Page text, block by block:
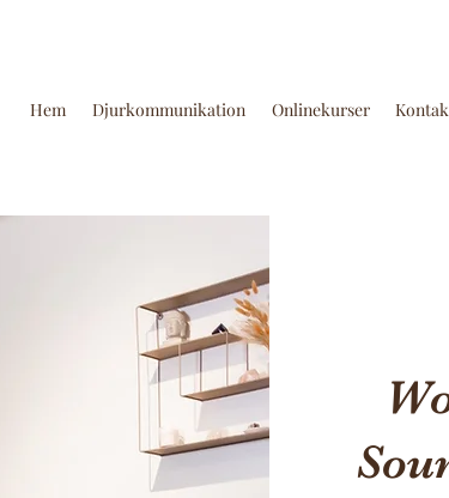
Hem Djurkommunikation Onlinekurser